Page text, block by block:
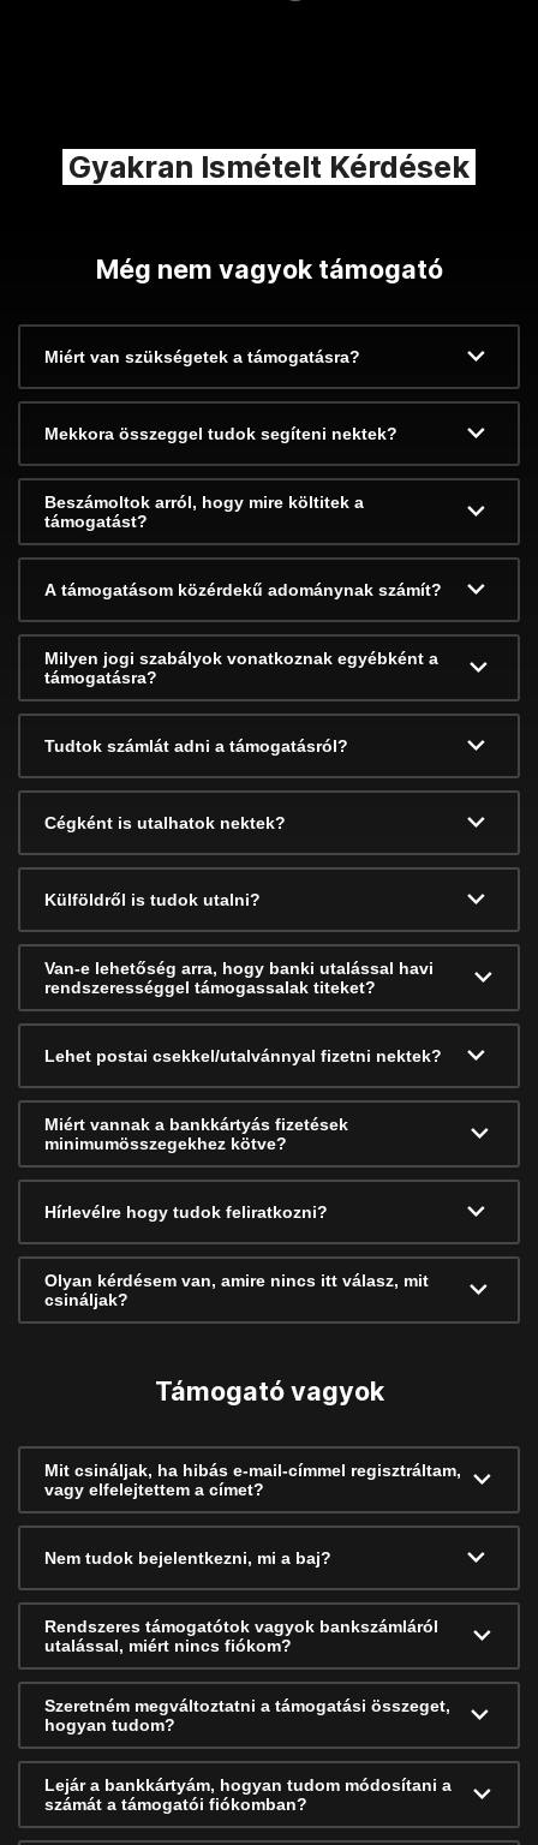
Gyakran Ismételt Kérdések
Még nem vagyok támogató
Miért van szükségetek a támogatásra?
Mekkora összeggel tudok segíteni nektek?
Beszámoltok arról, hogy mire költitek a
támogatást?
A támogatásom közérdekű adománynak számít?
Milyen jogi szabályok vonatkoznak egyébként a
támogatásra?
Tudtok számlát adni a támogatásról?
Cégként is utalhatok nektek?
Külföldről is tudok utalni?
Van-e lehetőség arra, hogy banki utalással havi
rendszerességgel támogassalak titeket?
Lehet postai csekkel/utalvánnyal fizetni nektek?
Miért vannak a bankkártyás fizetések
minimumösszegekhez kötve?
Hírlevélre hogy tudok feliratkozni?
Olyan kérdésem van, amire nincs itt válasz, mit
csináljak?
Támogató vagyok
Mit csináljak, ha hibás e-mail-címmel regisztráltam,
vagy elfelejtettem a címet?
Nem tudok bejelentkezni, mi a baj?
Rendszeres támogatótok vagyok bankszámláról
utalással, miért nincs fiókom?
Szeretném megváltoztatni a támogatási összeget,
hogyan tudom?
Lejár a bankkártyám, hogyan tudom módosítani a
számát a támogatói fiókomban?